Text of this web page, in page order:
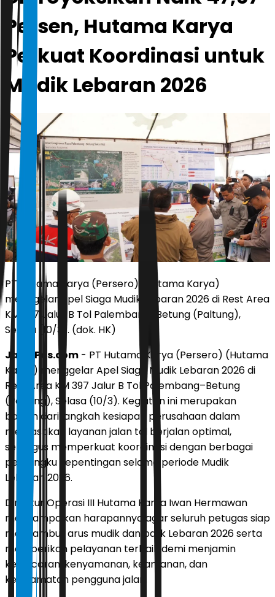
Persen, Hutama Karya
Perkuat Koordinasi untuk
Mudik Lebaran 2026
PT Hutama Karya (Persero) (Hutama Karya)
menggelar Apel Siaga Mudik Lebaran 2026 di Rest Area
KM 397 Jalur B Tol Palembang–Betung (Paltung),
Selasa (10/3). (dok. HK)
JawaPos.com - PT Hutama Karya (Persero) (Hutama
Karya) menggelar Apel Siaga Mudik Lebaran 2026 di
Rest Area KM 397 Jalur B Tol Palembang–Betung
(Paltung), Selasa (10/3). Kegiatan ini merupakan
bagian dari langkah kesiapan perusahaan dalam
memastikan layanan jalan tol berjalan optimal,
sekaligus memperkuat koordinasi dengan berbagai
pemangku kepentingan selama periode Mudik
Lebaran 2026.
Direktur Operasi III Hutama Karya Iwan Hermawan
menyampaikan harapannya agar seluruh petugas siap
menyambut arus mudik dan balik Lebaran 2026 serta
memberikan pelayanan terbaik demi menjamin
kelancaran, kenyamanan, keamanan, dan
keselamatan pengguna jalan.